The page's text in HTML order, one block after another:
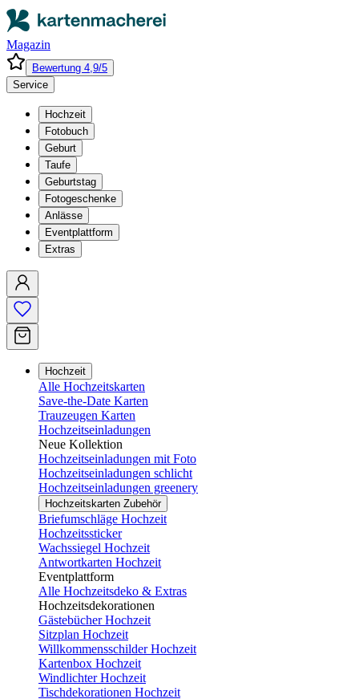
Magazin
Bewertung 4,9/5
Service
Hochzeit
Fotobuch
Geburt
Taufe
Geburtstag
Fotogeschenke
Anlässe
Eventplattform
Extras
Hochzeit
Alle Hochzeitskarten
Save-the-Date Karten
Trauzeugen Karten
Hochzeitseinladungen
Neue Kollektion
Hochzeitseinladungen mit Foto
Hochzeitseinladungen schlicht
Hochzeitseinladungen greenery
Hochzeitskarten Zubehör
Briefumschläge Hochzeit
Hochzeitssticker
Wachssiegel Hochzeit
Antwortkarten Hochzeit
Eventplattform
Alle Hochzeitsdeko & Extras
Hochzeitsdekorationen
Gästebücher Hochzeit
Sitzplan Hochzeit
Willkommensschilder Hochzeit
Kartenbox Hochzeit
Windlichter Hochzeit
Tischdekorationen Hochzeit